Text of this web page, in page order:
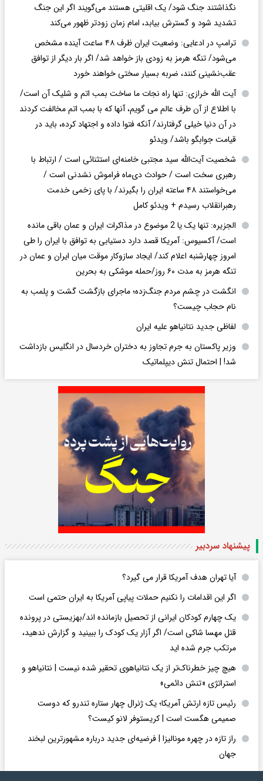
نگذاشتند جنگ شود/ یک اقلیتی هستند می‌گویند اگر این جنگ
تشدید شود و گسترش بیابد، امام زمان زودتر ظهور می‌کند
ترامپ در ادعایی: وضعیت ایران ظرف ۴۸ ساعت آینده مشخص
می‌شود/ تنگه هرمز به زودی باز خواهد شد/ اگر بار دیگر از توافق
عقب‌نشینی کنند، ضربه بسیار سختی خواهند خورد
آیت الله خرازی: تنها راه نجات ما ساخت بمب اتم و شلیک آن است/
با اطلاع از آن طرف عالم می گویم، آنها که با بمب اتم مخالفت کردند
در آن دنیا خیلی گرفتارند/ آنکه فتوا داده و اجتهاد کرده، باید در
قیامت جوابگو باشد/ ویدئو
شخصیت آیت‌الله سید مجتبی خامنه‌ای استثنائی است / ارتباط با
رهبری سخت است / حوادث دی‌ماه فراموش نشدنی است /
می‌خواستند ۴۸ ساعته ایران را بگیرند/ با پای زخمی خدمت
رهبرانقلاب رسیدم + ویدئو کامل
الجزیره: تنها یک یا 2 موضوع در مذاکرات ایران و عمان باقی مانده
است/ آکسیوس: آمریکا قصد دارد دستیابی به توافق با ایران را طی
امروز چهارشنبه اعلام کند/ ایجاد سازوکار موقت میان ایران و عمان در
تنگه هرمز به مدت ۶۰ روز/حمله موشکی به بحرین
انگشت در چشم مردم جنگ‌زده؛ ماجرای بازگشت گشت و پلمب به
نام حجاب چیست؟
لفاظی جدید نتانیاهو علیه ایران
وزیر پاکستان به جرم تجاوز به دختران خردسال در انگلیس بازداشت
شد! | احتمال تنش دیپلماتیک
پیشنهاد سردبیر
آیا تهران هدف آمریکا قرار می گیرد؟
اگر این اقدامات را نکنیم حملات پیاپی آمریکا به ایران حتمی است
یک چهارم کودکان ایرانی از تحصیل بازمانده اند/بهزیستی در پرونده
قتل مهسا شاکی است/ اگر آزار یک کودک را ببینید و گزارش ندهید،
مرتکب جرم شده اید
هیچ چیز خطرناک‌تر از یک نتانیاهوی تحقیر شده نیست | نتانیاهو و
استراتژی «تنش دائمی»
رئیس تازه ارتش آمریکا؛ یک ژنرال چهار ستاره تندرو که دوست
صمیمی هگست است | کریستوفر لانو کیست؟
راز تازه در چهره مونالیزا | فرضیه‌ای جدید درباره مشهورترین لبخند
جهان